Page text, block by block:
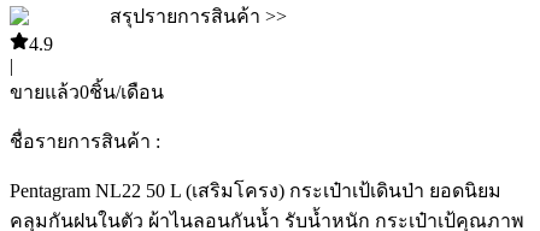
สรุปรายการสินค้า >>
4.9
|
ขายแล้ว0ชิ้น/เดือน
ชื่อรายการสินค้า :
Pentagram NL22 50 L (เสริมโครง) กระเป๋าเป้เดินป่า ยอดนิยม
คลุมกันฝนในตัว ผ้าไนลอนกันน้ำ รับน้ำหนัก กระเป๋าเป้คุณภาพ